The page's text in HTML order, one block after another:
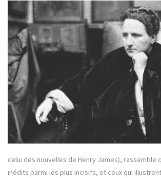
celui des nouvelles de Henry James), rassemble
inédits parmi les plus incisifs, et ceux qui